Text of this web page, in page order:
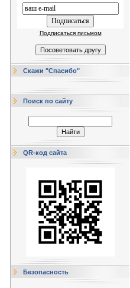
Подписаться письмом
Скажи "Спасибо"
Поиск по сайту
QR-код сайта
Безопасность